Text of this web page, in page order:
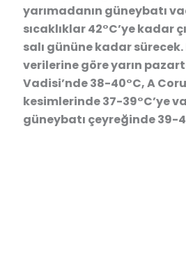
yarımadanın güneybatı
sıcaklıklar 42°C’ye kadar
salı gününe kadar
verilerine göre yarın
Vadisi’nde 38-40°C, A
kesimlerinde 37-39°C’ye
güneybatı çeyreğinde 39-